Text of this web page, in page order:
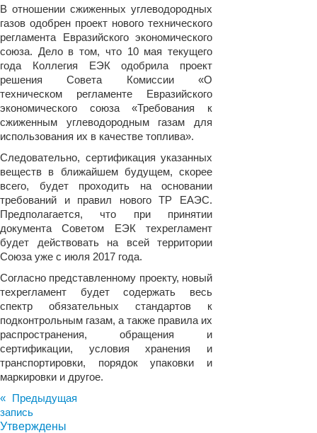
В отношении сжиженных углеводородных
газов одобрен проект нового технического
регламента Евразийского экономического
союза. Дело в том, что 10 мая текущего
года Коллегия ЕЭК одобрила проект
решения Совета Комиссии «О
техническом регламенте Евразийского
экономического союза «Требования к
сжиженным углеводородным газам для
использования их в качестве топлива».
Следовательно, сертификация указанных
веществ в ближайшем будущем, скорее
всего, будет проходить на основании
требований и правил нового ТР ЕАЭС.
Предполагается, что при принятии
документа Советом ЕЭК техрегламент
будет действовать на всей территории
Союза уже с июля 2017 года.
Согласно представленному проекту, новый
техрегламент будет содержать весь
спектр обязательных стандартов к
подконтрольным газам, а также правила их
распространения, обращения и
сертификации, условия хранения и
транспортировки, порядок упаковки и
маркировки и другое.
« Предыдущая
запись
Утверждены